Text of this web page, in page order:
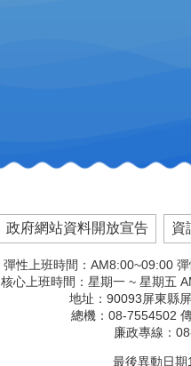
政府網站資料開放宣告 資
彈性上班時間：AM8:00~09:00
核心上班時間：星期一 ~ 星期五
地址：90093屏東縣
總機：08-7554502
廉政專線：
最後異動日期